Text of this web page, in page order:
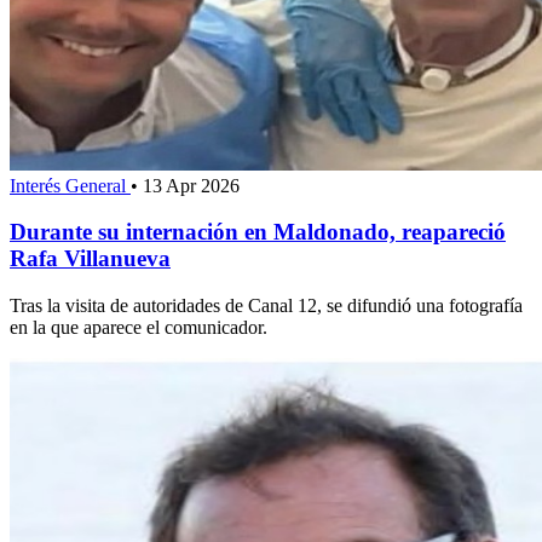
Interés General • 13 Apr 2026
Durante su internación en Maldonado, reapareció
Rafa Villanueva
Tras la visita de autoridades de Canal 12, se difundió una fotografía
en la que aparece el comunicador.